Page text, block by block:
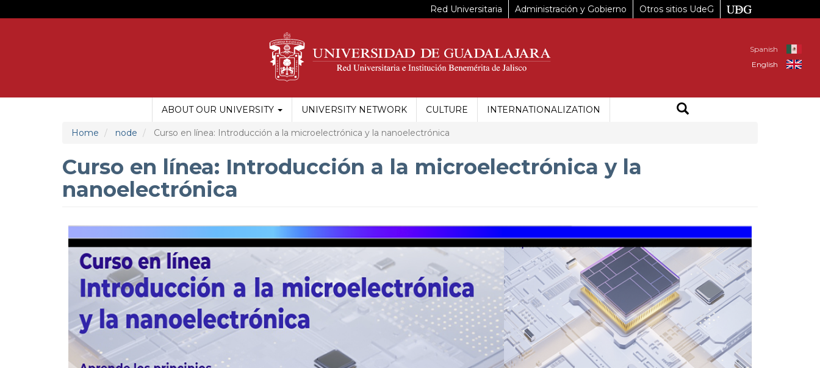
to
Red Universitaria Administración y Gobierno Otros sitios UdeG
Spanish
English
MAIN
MENU
UDG
ABOUT OUR UNIVERSITY UNIVERSITY NETWORK CULTURE INTERNATIONALIZATION
Home node Curso en línea: Introducción a la microelectrónica y la nanoelectrónica
Curso en línea: Introducción a la microelectrónica y la
nanoelectrónica